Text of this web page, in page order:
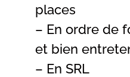
places
– En ordre de
et bien
– En SRL